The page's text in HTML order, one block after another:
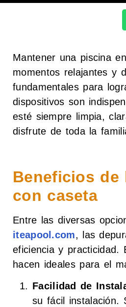
Mantener una piscina
momentos relajantes y
fundamentales para
dispositivos son
esté siempre limpia,
disfrute de toda la
Beneficios de
con caseta
Entre las diversas
iteapool.com, las
eficiencia y practicidad.
hacen ideales para el
Facilidad de
su fácil instalación.